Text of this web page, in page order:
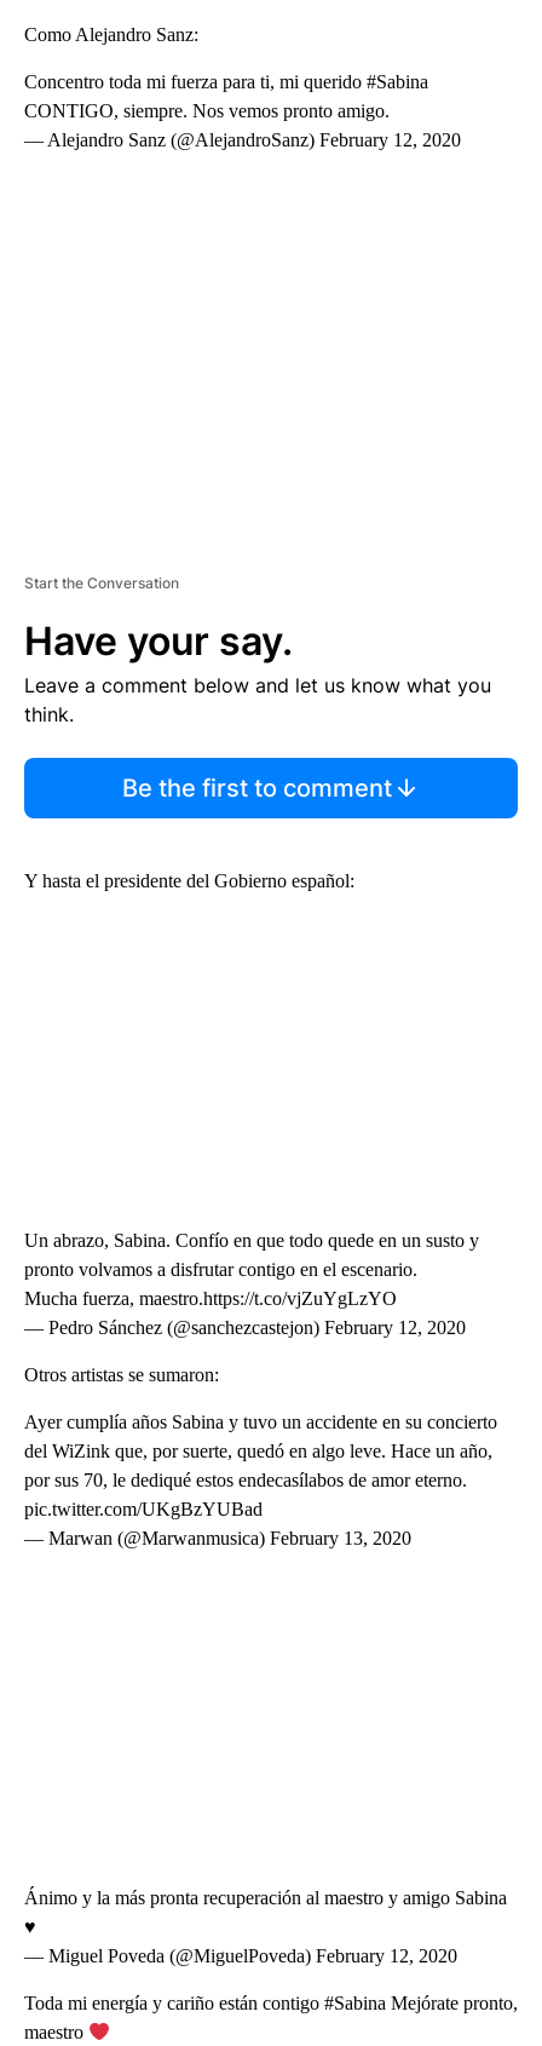
Como Alejandro Sanz:
Concentro toda mi fuerza para ti, mi querido #Sabina
CONTIGO, siempre. Nos vemos pronto amigo.
— Alejandro Sanz (@AlejandroSanz) February 12, 2020
Start the Conversation
Have your say.
Leave a comment below and let us know what you
think.
Be the first to comment
Y hasta el presidente del Gobierno español:
Un abrazo, Sabina. Confío en que todo quede en un susto y
pronto volvamos a disfrutar contigo en el escenario.
Mucha fuerza, maestro.https://t.co/vjZuYgLzYO
— Pedro Sánchez (@sanchezcastejon) February 12, 2020
Otros artistas se sumaron:
Ayer cumplía años Sabina y tuvo un accidente en su concierto
del WiZink que, por suerte, quedó en algo leve. Hace un año,
por sus 70, le dediqué estos endecasílabos de amor eterno.
pic.twitter.com/UKgBzYUBad
— Marwan (@Marwanmusica) February 13, 2020
Ánimo y la más pronta recuperación al maestro y amigo Sabina
♥️
— Miguel Poveda (@MiguelPoveda) February 12, 2020
Toda mi energía y cariño están contigo #Sabina Mejórate pronto,
maestro